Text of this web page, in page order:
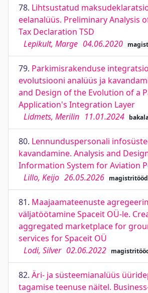
78. Lihtsustatud
eelanalüüs. Preliminary Analysis
Tax Declaration TSD
Lepikult, Marge 04.06.2020
79. Parkimisrakenduse
evolutsiooni analüüs ja
and Design of the Evolution of a
Application's Integration Layer
Lidmets, Merilin 11.01.2024
80. Lennunduspersonali
kavandamine. Analysis and
Information System for Aviation
Lillo, Keijo 26.05.2026 magistritööd
81. Maajaamateenuste
väljatöötamine Spaceit OÜ-le.
aggregated marketplace for
services for Spaceit OÜ
Lodi, Silver 02.06.2022
82. Äri- ja süsteemianalüüs
tagamise teenuse näitel.